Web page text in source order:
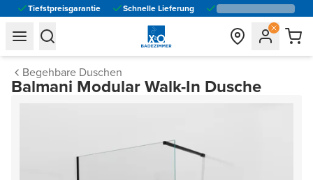
Tiefstpreisgarantie Schnelle Lieferung
general.navigation.toggle_menu.label
general.navigation.toggle_menu.label
Begehbare Duschen
Balmani Modular Walk-In Dusche